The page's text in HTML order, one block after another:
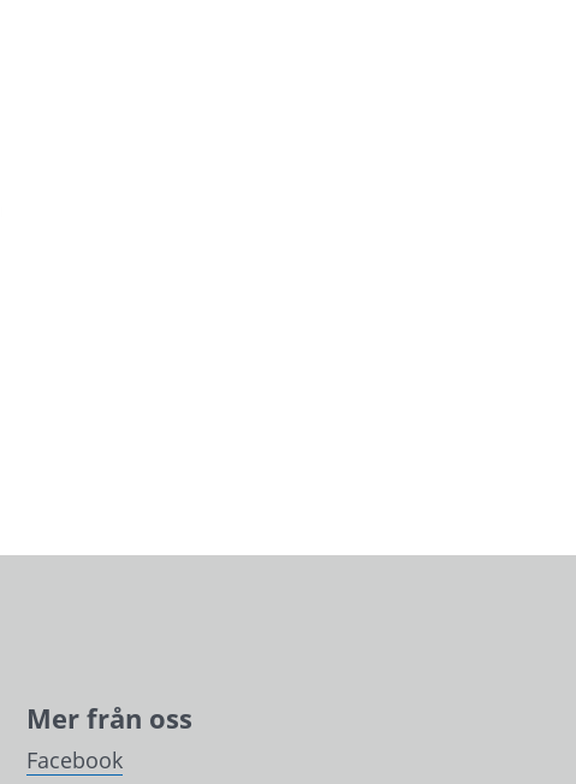
Mer från oss
Facebook